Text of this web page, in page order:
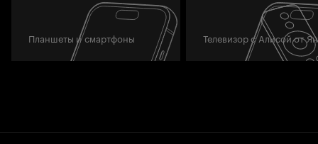
Планшеты и смартфоны Телевизор с Алисой от